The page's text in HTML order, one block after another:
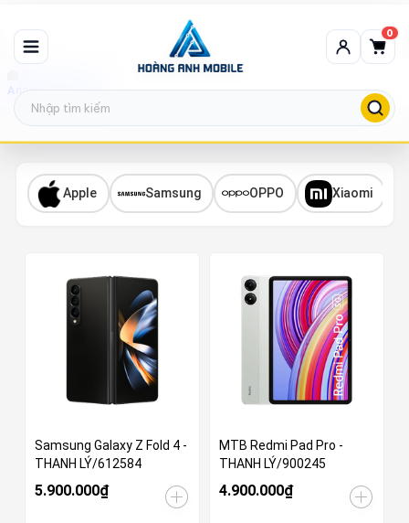
0
Android Thanh lý
Apple Samsung OPPO Xiaomi
Samsung Galaxy Z Fold 4 -
THANH LÝ/612584
5.900.000₫
MTB Redmi Pad Pro -
THANH LÝ/900245
4.900.000₫